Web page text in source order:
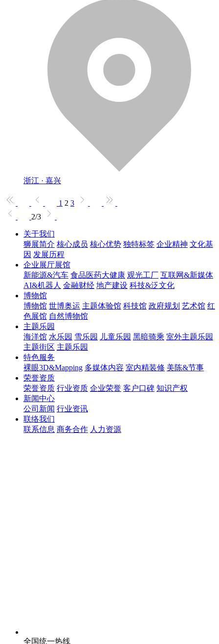
浙江 · 嘉兴
1 2 3
2/3
关于我们
狮展简介 核心成员 核心优势 独特标签 企业精神 文化基
因 发展历程
企业展厅展馆
新能源&汽车 食品医药大健康 观光工厂 互联网&新媒体
AI&机器人 金融财经 地产建设 科技&泛文化
博物馆
博物馆 世博奥运 主题体验馆 科技馆 政府规划 艺术馆 红
色展馆 自然博物馆
主题乐园
海洋馆 水乐园 雪乐园 儿童乐园 黑暗骑乘 室外主题乐园
主题街区 主题乐园
特色服务
裸眼3D&Mapping 多媒体内容 室内精装修 美陈&节事
荣誉资质
荣誉资质 行业资质 企业荣誉 客户口碑 知识产权
新闻中心
公司新闻 行业资讯
联络我们
联系信息 商务合作 人力资源
全国统一热线